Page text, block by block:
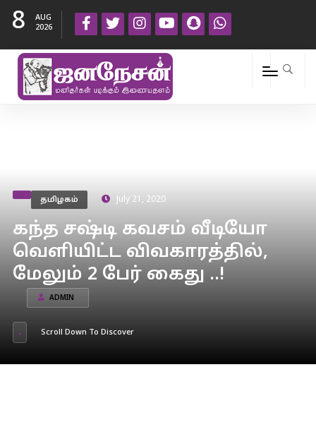
8
AUG
2026
தமிழகம் July 21, 2020
கந்த சஷ்டி கவசம் வீடியோ
வெளியிட்ட விவகாரத்தில்,
மேலும் 2 பேர் கைது ..!
ADMIN
Scroll Down To Discover